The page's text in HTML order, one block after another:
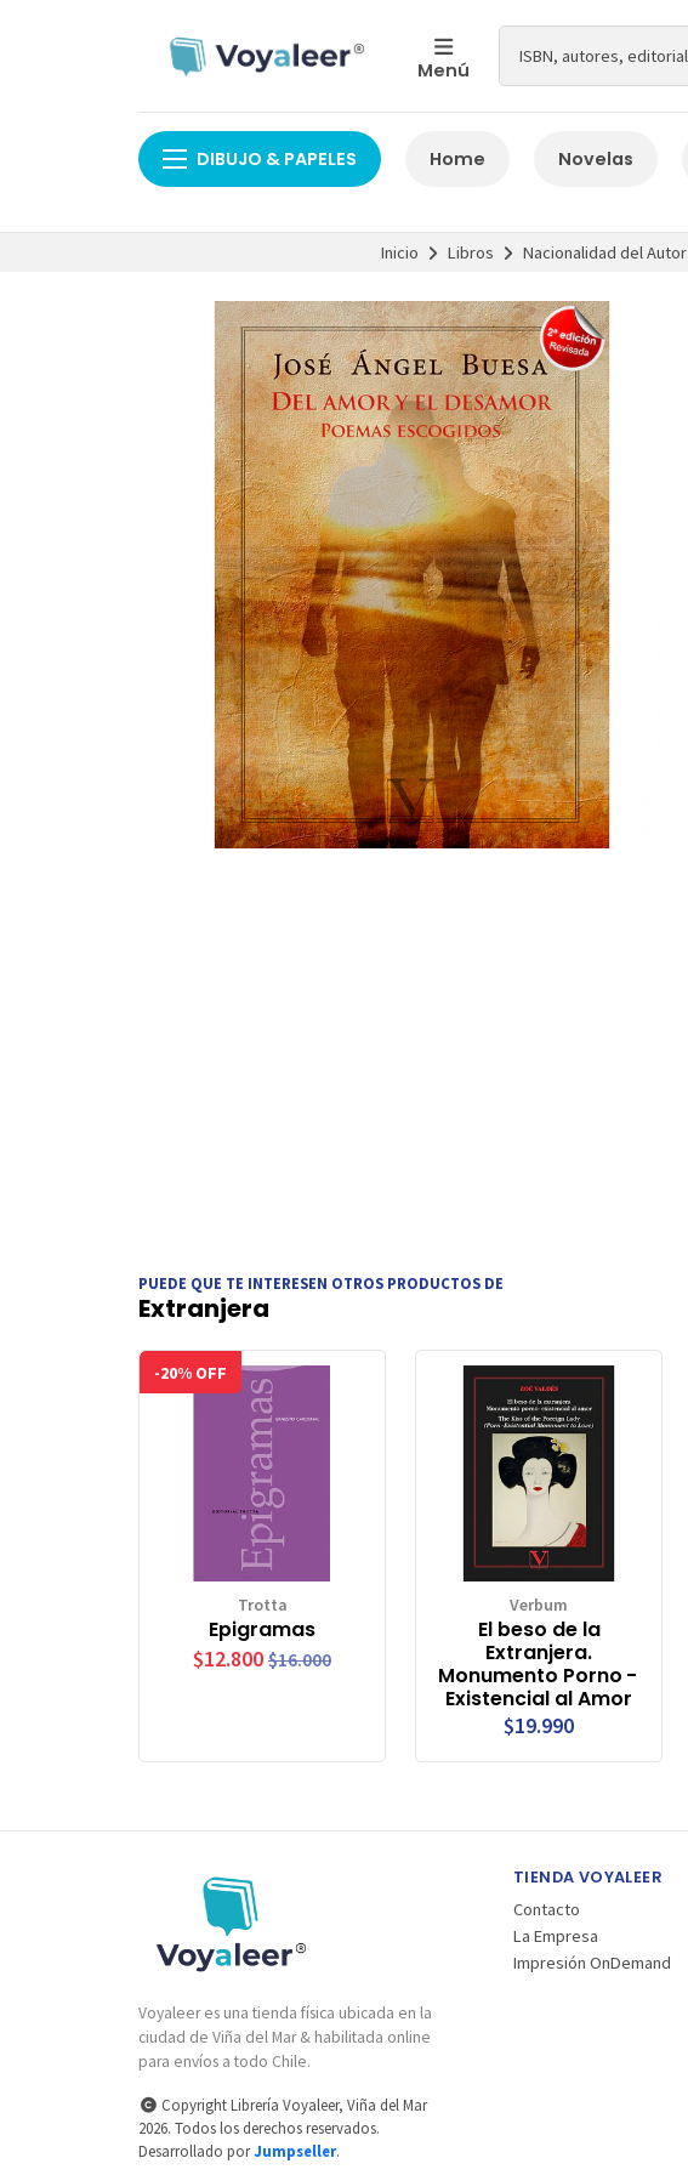
Menú
DIBUJO & PAPELES Home Novelas
Inicio Libros Nacionalidad del Autor
PUEDE QUE TE INTERESEN OTROS PRODUCTOS DE
Extranjera
-20% OFF
Trotta
Epigramas
$12.800 $16.000
Verbum
El beso de la
Extranjera.
Monumento Porno -
Existencial al Amor
$19.990
Voyaleer es una tienda física ubicada en la
ciudad de Viña del Mar & habilitada online
para envíos a todo Chile.
Copyright Librería Voyaleer, Viña del Mar
2026. Todos los derechos reservados.
Desarrollado porJumpseller.
TIENDA VOYALEER
Contacto
La Empresa
Impresión OnDemand